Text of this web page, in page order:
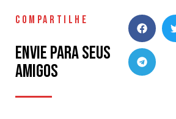
COMPARTILHE
Envie para seus
amigos